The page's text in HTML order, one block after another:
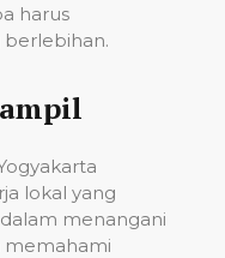
harus
berlebihan.
lokal yang
menangani
memahami